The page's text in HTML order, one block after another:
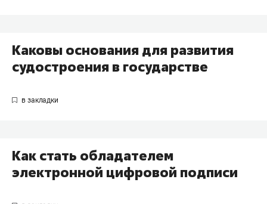
Каковы основания для развития
судостроения в государстве
Как стать обладателем
электронной цифровой подписи